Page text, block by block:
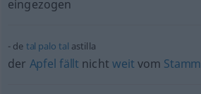
eingezogen
de tal palo tal astilla
der Apfel fällt nichtweit vom Stamm